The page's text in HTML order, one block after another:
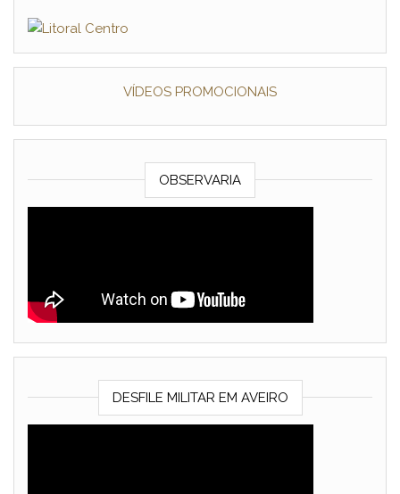
VÍDEOS PROMOCIONAIS
OBSERVARIA
DESFILE MILITAR EM AVEIRO